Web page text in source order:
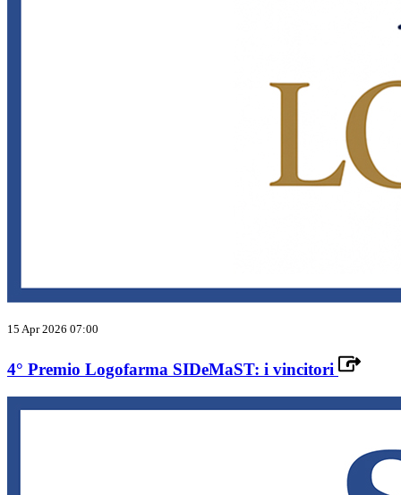
15 Apr 2026 07:00
4° Premio Logofarma SIDeMaST: i vincitori